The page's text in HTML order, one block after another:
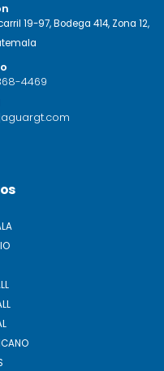
19-97, Bodega 414, Zona 12,
4469